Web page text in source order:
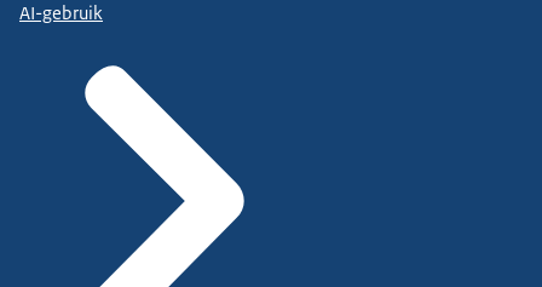
AI-gebruik